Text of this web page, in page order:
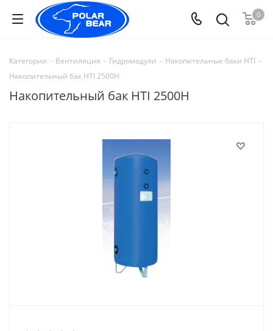
0
Категории - Вентиляция - Гидромодули - Накопительные баки HTI -
Накопительный бак HTI 2500H
Накопительный бак HTI 2500H